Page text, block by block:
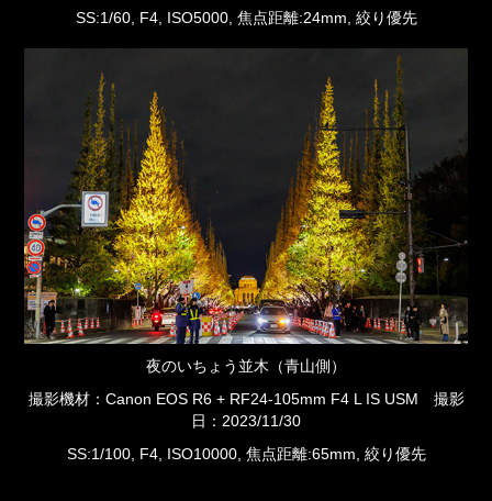
SS:1/60, F4, ISO5000, 焦点距離:24mm, 絞り優先
夜のいちょう並木（青山側）
撮影機材：Canon EOS R6 + RF24-105mm F4 L IS USM 撮影
日：2023/11/30
SS:1/100, F4, ISO10000, 焦点距離:65mm, 絞り優先